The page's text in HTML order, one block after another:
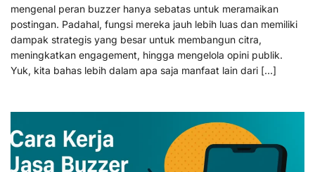
mengenal peran buzzer hanya sebatas untuk meramaikan
postingan. Padahal, fungsi mereka jauh lebih luas dan memiliki
dampak strategis yang besar untuk membangun citra,
meningkatkan engagement, hingga mengelola opini publik.
Yuk, kita bahas lebih dalam apa saja manfaat lain dari […]